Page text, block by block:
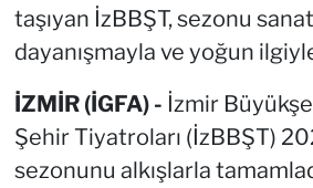
taşıyan İzBBŞT, sezonu
dayanışmayla ve yoğun
İZMİR (İGFA) - İzmir
Şehir Tiyatroları (İzBBŞT)
sezonunu alkışlarla